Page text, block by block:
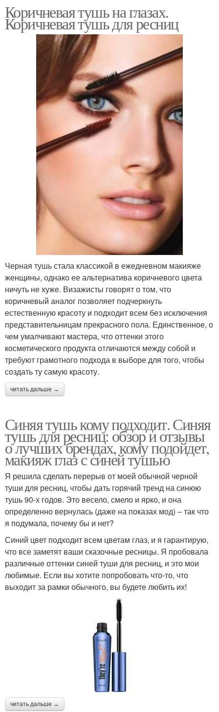
Коричневая тушь на глазах.
Коричневая тушь для ресниц
Черная тушь стала классикой в ежедневном макияже
женщины, однако ее альтернатива коричневого цвета
ничуть не хуже. Визажисты говорят о том, что
коричневый аналог позволяет подчеркнуть
естественную красоту и подходит всем без исключения
представительницам прекрасного пола. Единственное, о
чем умалчивают мастера, что оттенки этого
косметического продукта отличаются между собой и
требуют грамотного подхода в выборе для того, чтобы
создать ту самую красоту.
читать дальше →
Синяя тушь кому подходит. Синяя
тушь для ресниц: обзор и отзывы
о лучших брендах, кому подойдет,
макияж глаз с синей тушью
Я решила сделать перерыв от моей обычной черной
туши для ресниц, чтобы дать горячий тренд на синюю
тушь 90-х годов. Это весело, смело и ярко, и она
определенно вернулась (даже на показах мод) – так что
я подумала, почему бы и нет?
Синий цвет подходит всем цветам глаз, и я гарантирую,
что все заметят ваши сказочные ресницы. Я пробовала
различные оттенки синей туши для ресниц, и это мои
любимые. Если вы хотите попробовать что-то, что
выходит за рамки обычного, вы будете любить их!
читать дальше →